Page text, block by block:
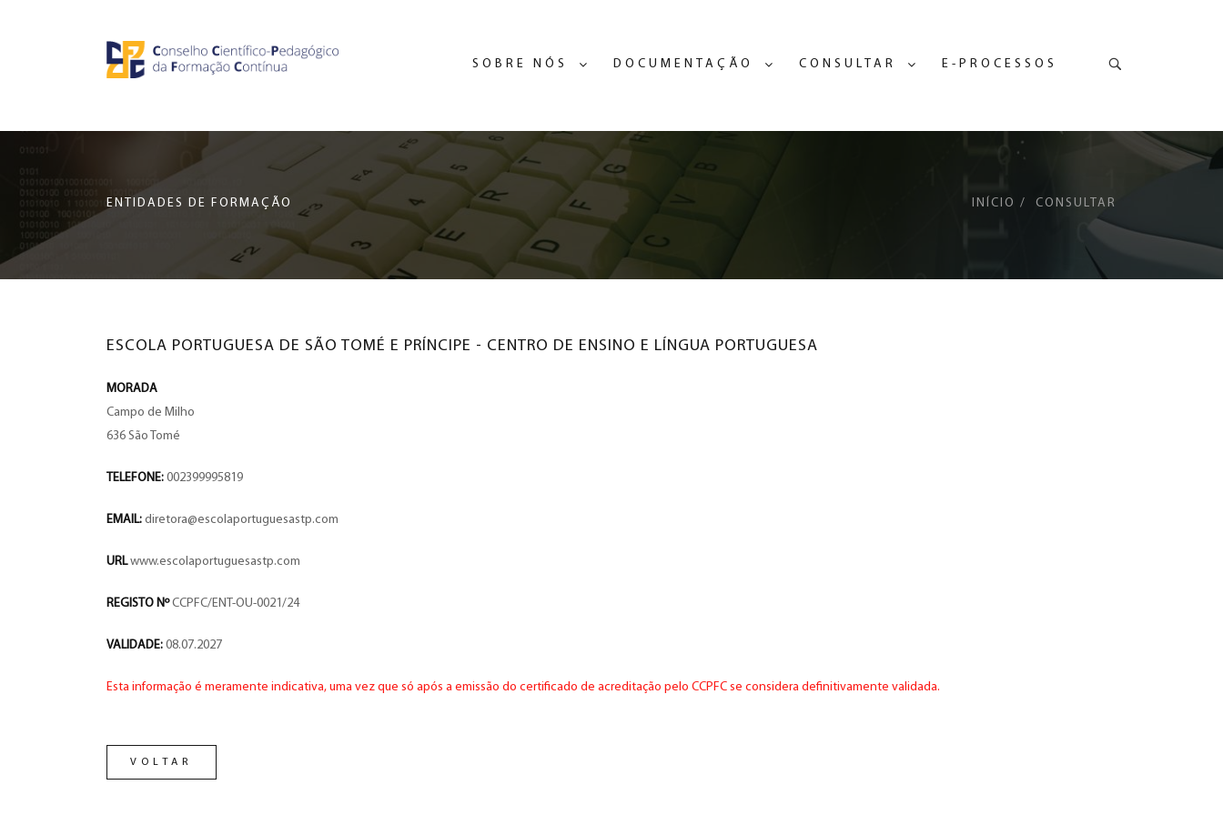
da
página
-
CIENTÍFICO-
PEDAGÓGICO
Pesquisa
SOBRE NÓS DOCUMENTAÇÃO CONSULTAR E-PROCESSOS
ENTIDADES DE FORMAÇÃO INÍCIO CONSULTAR
ESCOLA PORTUGUESA DE SÃO TOMÉ E PRÍNCIPE - CENTRO DE ENSINO E LÍNGUA PORTUGUESA
MORADA
Campo de Milho
636 São Tomé
TELEFONE: 002399995819
EMAIL: diretora@escolaportuguesastp.com
URLwww.escolaportuguesastp.com
REGISTO NºCCPFC/ENT-OU-0021/24
VALIDADE: 08.07.2027
Esta informação é meramente indicativa, uma vez que só após a emissão do certificado de acreditação pelo CCPFC se considera definitivamente validada.
VOLTAR